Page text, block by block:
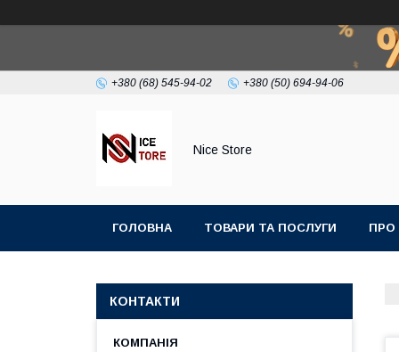
+380 (68) 545-94-02 +380 (50) 694-94-06
Nice Store
ГОЛОВНА ТОВАРИ ТА ПОСЛУГИ ПРО
КОНТАКТИ